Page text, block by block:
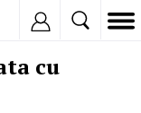
cu